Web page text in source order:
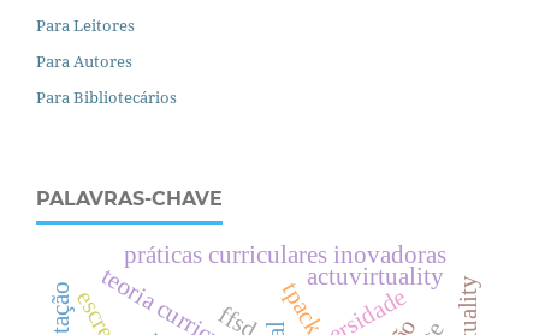
Para Leitores
Para Autores
Para Bibliotecários
PALAVRAS-CHAVE
tpack
práticas curriculares inovadoras
ffsd
actuvirtuality